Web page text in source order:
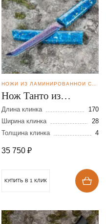
Нож Танто из
ламинированной
стали
Длина клинка
170
Ширина клинка
28
Толщина клинка
4
35 750 ₽
КУПИТЬ В 1 КЛИК